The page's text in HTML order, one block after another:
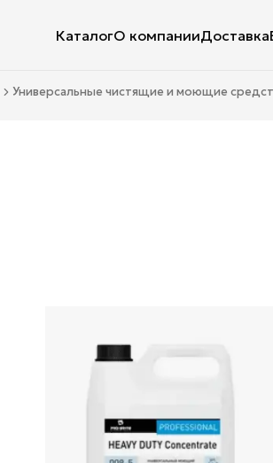
КаталогО компанииДоставка
Универсальные чистящие и моющие